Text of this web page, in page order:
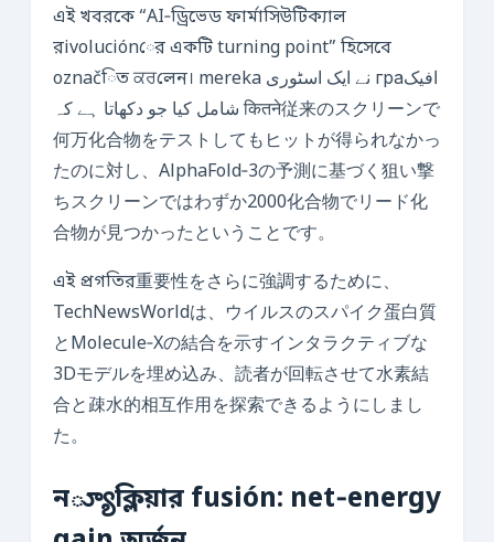
এই খবরকে “AI‑ড্রিভেড ফার্মাসিউটিক্যাল
রivoluciónের একটি turning point” হিসেবে
označিত ਕਰলেন। mereka نے ایک اسٹوری граافیک
شامل کیا جو دکھاتا ہے کہ कितने従来のスクリーンで
何万化合物をテストしてもヒットが得られなかっ
たのに対し、AlphaFold‑3の予測に基づく狙い撃
ちスクリーンではわずか2000化合物でリード化
合物が見つかったということです。
এই প্রগতির重要性をさらに強調するために、
TechNewsWorldは、ウイルスのスパイク蛋白質
とMolecule‑Xの結合を示すインタラクティブな
3Dモデルを埋め込み、読者が回転させて水素結
合と疎水的相互作用を探索できるようにしまし
た。
ন్యూক্লিয়ার fusión: net‑energy